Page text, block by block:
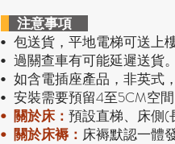
注意事項
• 包送貨，平地電梯可送上
• 過關查車有可能延遲送貨。
• 如含電插座產品，非英式
• 安裝需要預留4至5CM空
• 關於床： 預設直梯、床側(
• 關於床褥： 床褥默認一體